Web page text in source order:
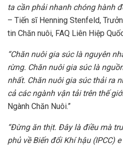
ta cần phải nhanh chóng hành
– Tiến sĩ Henning Stenfeld,
tin Chăn nuôi, FAQ Liên Hiệp
“Chăn nuôi gia súc là nguyên
rừng. Chăn nuôi gia súc là
nhất. Chăn nuôi gia súc thải ra
cả các ngành vận tải trên thế
Ngành Chăn Nuôi.”
“Đừng ăn thịt. Đây là điều mà
phủ về Biến đổi Khí hậu (IPCC)